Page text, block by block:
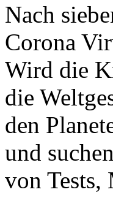
Nach
Corona
Wird die
die
den
und
von Tests,